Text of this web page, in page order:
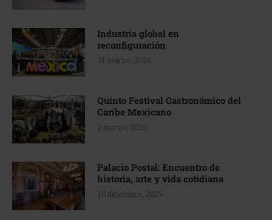
Industria global en
reconfiguración
31 marzo, 2026
Quinto Festival Gastronómico del
Caribe Mexicano
2 marzo, 2026
Palacio Postal: Encuentro de
historia, arte y vida cotidiana
10 diciembre, 2025